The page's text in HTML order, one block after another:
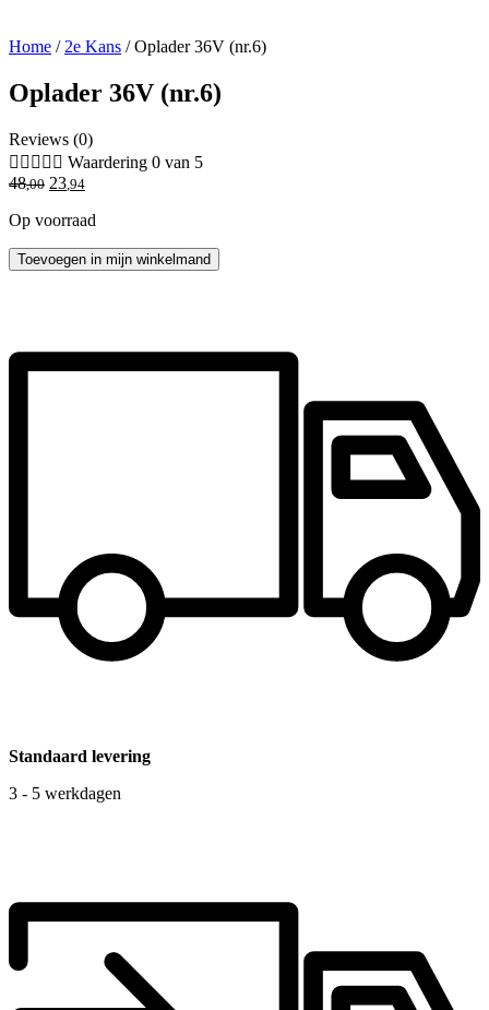
Home / 2e Kans /Oplader 36V (nr.6)
Oplader 36V (nr.6)
Reviews (0)
     Waardering 0 van 5
48,00 Oorspronkelijke
was:
23 ,94Huidige
is:
Op voorraad
Oplader
36V
Toevoegen in mijn winkelmand
Standaard levering
3 - 5 werkdagen